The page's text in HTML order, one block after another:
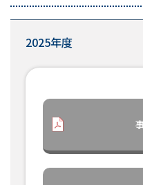
2025年度